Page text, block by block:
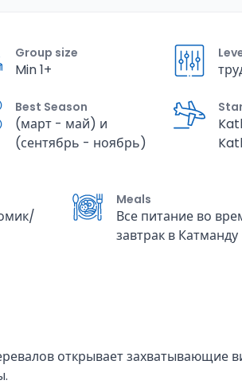
Group size
Min 1+
Best Season
(март - май) и
(сентябрь - ноябрь)
Meals
Все питание во
завтрак в Катманду
открывает захватывающие